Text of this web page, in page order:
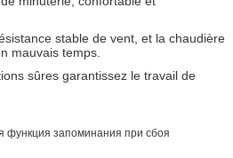
stable de vent, et la chaudière
mauvais temps.
sûres garantissez le travail de
функция запоминания при сбоя